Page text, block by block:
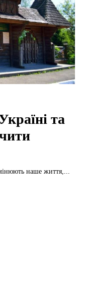
та
наше життя,...